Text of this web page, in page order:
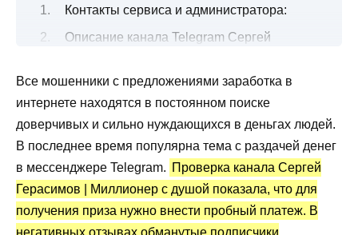
Контакты сервиса и администратора:
Описание канала Telegram Сергей
Сколько можно получить в розыгрышах?
Канал Telegram Сергей Герасимов:
статистика и отзывы
Преимущества и недостатки
Все мошенники с предложениями заработка в
интернете находятся в постоянном поиске
доверчивых и сильно нуждающихся в деньгах людей.
В последнее время популярна тема с раздачей денег
в мессенджере Telegram. Проверка канала Сергей
Герасимов | Миллионер с душой показала, что для
получения приза нужно внести пробный платеж. В
негативных отзывах обманутые подписчики